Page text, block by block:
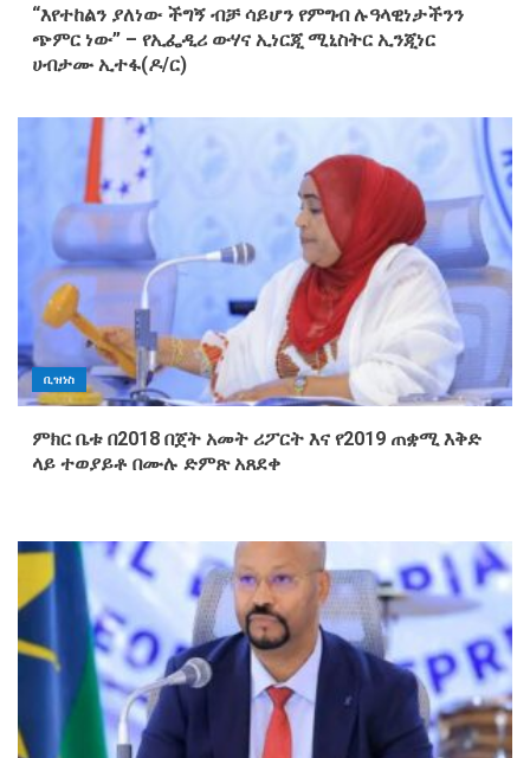
“እየተከልን ያለነው ችግኝ ብቻ ሳይሆን የምግብ ሉዓላዊነታችንን
ጭምር ነው” – የኢፌዲሪ ውሃና ኢነርጂ ሚኒስትር ኢንጂነር
ሀብታሙ ኢተፋ(ዶ/ር)
ቢዝነስ
ምክር ቤቱ በ2018 በጀት አመት ሪፖርት እና የ2019 ጠቋሚ እቅድ
ላይ ተወያይቶ በሙሉ ድምጽ አጸደቀ